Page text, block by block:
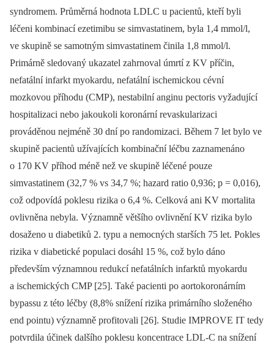
syndromem. Průměrná hodnota LDLC u pacientů, kteří byli
léčeni kombinací ezetimibu se simvastatinem, byla 1,4 mmol/l,
ve skupině se samotným simvastatinem činila 1,8 mmol/l.
Primárně sledovaný ukazatel zahrnoval úmrtí z KV příčin,
nefatální infarkt myokardu, nefatální ischemickou cévní
mozkovou příhodu (CMP), nestabilní anginu pectoris vyžadující
hospitalizaci nebo jakoukoli koronární revaskularizaci
prováděnou nejméně 30 dní po randomizaci. Během 7 let bylo ve
skupině pacientů užívajících kombinační léčbu zaznamenáno
o 170 KV příhod méně než ve skupině léčené pouze
simvastatinem (32,7 % vs 34,7 %; hazard ratio 0,936; p = 0,016),
což odpovídá poklesu rizika o 6,4 %. Celková ani KV mortalita
ovlivněna nebyla. Významně většího ovlivnění KV rizika bylo
dosaženo u diabetiků 2. typu a nemocných starších 75 let. Pokles
rizika v diabetické populaci dosáhl 15 %, což bylo dáno
především významnou redukcí nefatálních infarktů myokardu
a ischemických CMP [25]. Také pacienti po aortokoronárním
bypassu z této léčby (8,8% snížení rizika primárního složeného
end pointu) významně profitovali [26]. Studie IMPROVE IT tedy
potvrdila účinek dalšího poklesu koncentrace LDL-C na snížení